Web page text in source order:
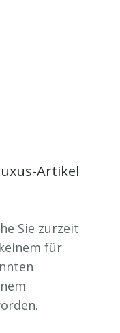
Artikel
Sie zurzeit
für